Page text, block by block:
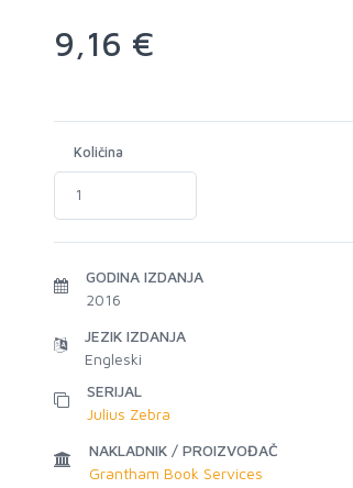
9,16 €
Količina
GODINA IZDANJA
2016
JEZIK IZDANJA
Engleski
SERIJAL
Julius Zebra
NAKLADNIK / PROIZVOĐAČ
Grantham Book Services